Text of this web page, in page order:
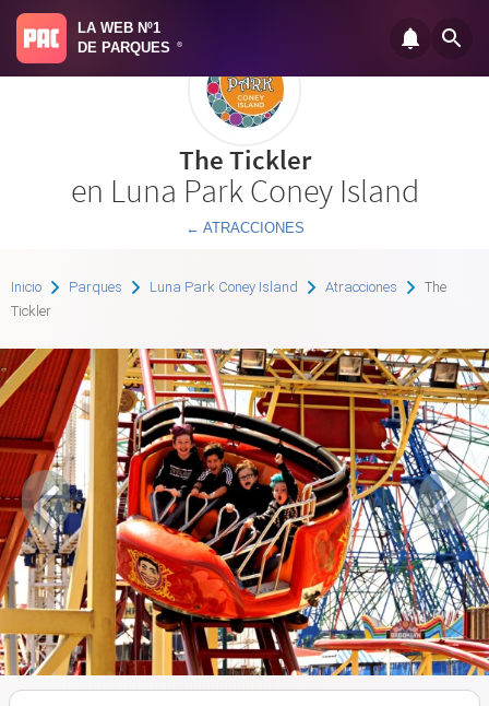
LA WEB Nº1
DE PARQUES
®
The Tickler
en Luna Park Coney Island
← ATRACCIONES
Inicio Parques Luna Park Coney Island Atracciones
The
Tickler